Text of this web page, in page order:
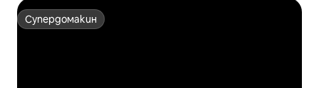
Супердомакин
Супердомакин